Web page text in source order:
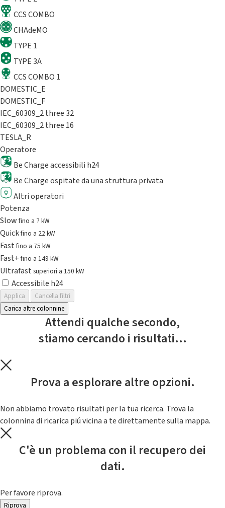
CCS COMBO
CHAdeMO
TYPE 1
TYPE 3A
CCS COMBO 1
DOMESTIC_E
DOMESTIC_F
IEC_60309_2 three 32
IEC_60309_2 three 16
TESLA_R
Operatore
Be Charge accessibili h24
Be Charge ospitate da una struttura privata
Altri operatori
Potenza
Slowfino a 7 kW
Quickfino a 22 kW
Fastfino a 75 kW
Fast+fino a 149 kW
Ultrafast superiori a 150 kW
Accessibile h24
Applica
Cancella filtri
Carica altre colonnine
Attendi qualche secondo,
stiamo cercando i risultati...
Prova a esplorare altre opzioni.
Non abbiamo trovato risultati per la tua ricerca. Trova la
colonnina di ricarica piú vicina a te direttamente sulla mappa.
C'è un problema con il recupero dei
dati.
Per favore riprova.
Riprova